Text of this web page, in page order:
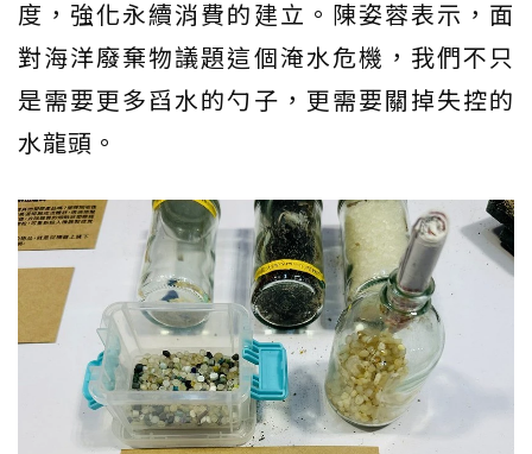
度，強化永續消費的建立。陳姿蓉表示，面
對海洋廢棄物議題這個淹水危機，我們不只
是需要更多舀水的勺子，更需要關掉失控的
水龍頭。